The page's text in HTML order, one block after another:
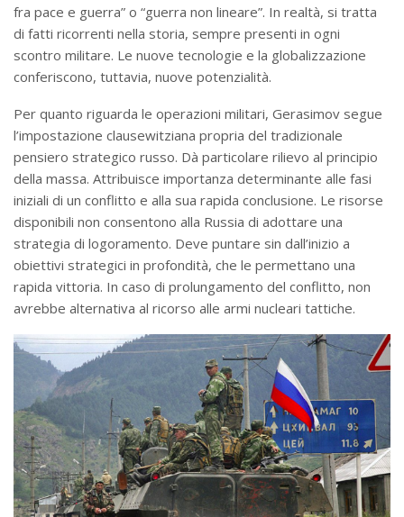
fra pace e guerra” o “guerra non lineare”. In realtà, si tratta
di fatti ricorrenti nella storia, sempre presenti in ogni
scontro militare. Le nuove tecnologie e la globalizzazione
conferiscono, tuttavia, nuove potenzialità.
Per quanto riguarda le operazioni militari, Gerasimov segue
l’impostazione clausewitziana propria del tradizionale
pensiero strategico russo. Dà particolare rilievo al principio
della massa. Attribuisce importanza determinante alle fasi
iniziali di un conflitto e alla sua rapida conclusione. Le risorse
disponibili non consentono alla Russia di adottare una
strategia di logoramento. Deve puntare sin dall’inizio a
obiettivi strategici in profondità, che le permettano una
rapida vittoria. In caso di prolungamento del conflitto, non
avrebbe alternativa al ricorso alle armi nucleari tattiche.